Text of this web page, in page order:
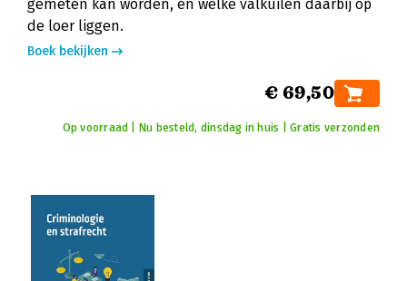
gemeten kan worden, en welke valkuilen daarbij op
de loer liggen.
Boek bekijken
€ 69,50
Op voorraad | Nu besteld, dinsdag in huis | Gratis verzonden